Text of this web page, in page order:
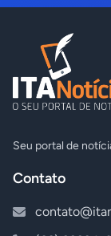
Seu portal de
Contato